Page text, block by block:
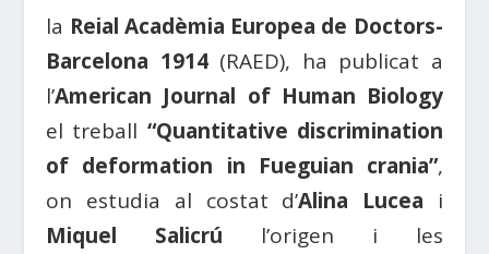
la Reial Acadèmia Europea de Doctors-
Barcelona 1914(RAED), ha publicat a
l’American Journal of Human Biology
el treball “Quantitative discrimination
of deformation in Fueguian crania”,
on estudia al costat d’Alina Lucea i
Miquel Salicrú l’origen i les